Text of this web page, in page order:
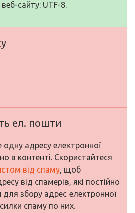
сайту: UTF-8.
ел. пошти
адресу електронної
в контенті. Скористайтеся
від спаму, щоб
від спамерів, які постійно
збору адрес електронної
спаму по них.